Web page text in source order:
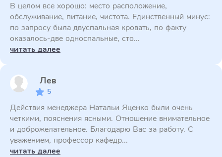
В целом все хорошо: место расположение,
обслуживание, питание, чистота. Единственный минус:
по запросу была двуспальная кровать, по факту
оказалось-две односпальные, сто...
читать далее
Лев
5
Действия менеджера Натальи Яценко были очень
четкими, пояснения ясными. Отношение внимательное
и доброжелательное. Благодарю Вас за работу. С
уважением, профессор кафедр...
читать далее